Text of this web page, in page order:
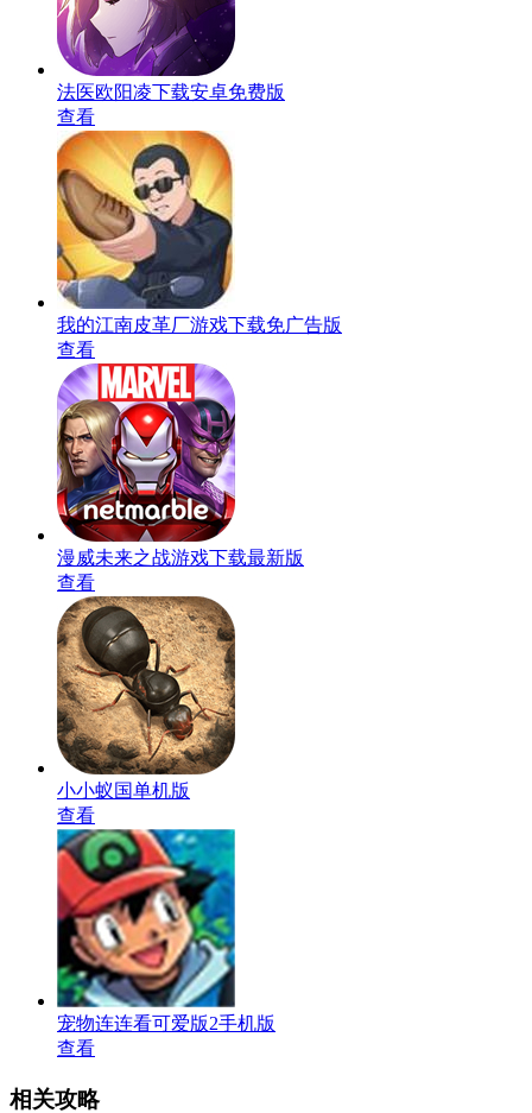
法医欧阳凌下载安卓免费版
查看
我的江南皮革厂游戏下载免广告版
查看
漫威未来之战游戏下载最新版
查看
小小蚁国单机版
查看
宠物连连看可爱版2手机版
查看
相关攻略